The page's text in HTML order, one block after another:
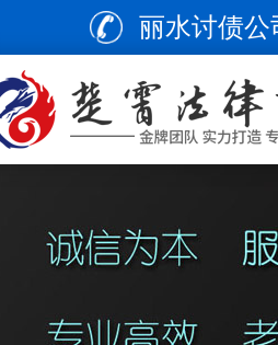
丽水讨债公